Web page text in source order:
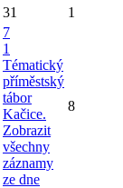
31
1
7
1
Tématický
příměstský
tábor
Kačice.
Zobrazit
všechny
záznamy
ze dne
8